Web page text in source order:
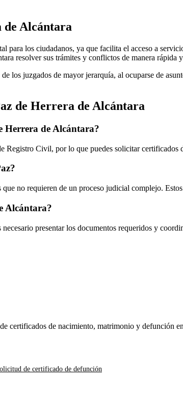
Alcántara
para los ciudadanos, ya que facilita el acceso a
resolver sus trámites y conflictos de manera rápida
los juzgados de mayor jerarquía, al ocuparse de
de Herrera de Alcántara
Herrera de Alcántara?
Registro Civil, por lo que puedes solicitar certificados
no requieren de un proceso judicial complejo.
Alcántara?
presentar los documentos requeridos y
certificados de nacimiento, matrimonio y defunción
de certificado de defunción